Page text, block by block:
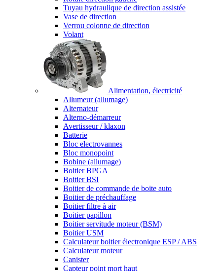
Tuyau hydraulique de direction assistée
Vase de direction
Verrou colonne de direction
Volant
Alimentation, électricité
Allumeur (allumage)
Alternateur
Alterno-démarreur
Avertisseur / klaxon
Batterie
Bloc electrovannes
Bloc monopoint
Bobine (allumage)
Boitier BPGA
Boitier BSI
Boitier de commande de boite auto
Boitier de préchauffage
Boitier filtre à air
Boitier papillon
Boitier servitude moteur (BSM)
Boitier USM
Calculateur boitier électronique ESP / ABS
Calculateur moteur
Canister
Capteur point mort haut